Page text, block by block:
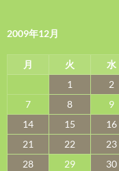
2009年12月
月 火 水
1
2
7
8 9
14
15 16
21
22 23
28
29 30